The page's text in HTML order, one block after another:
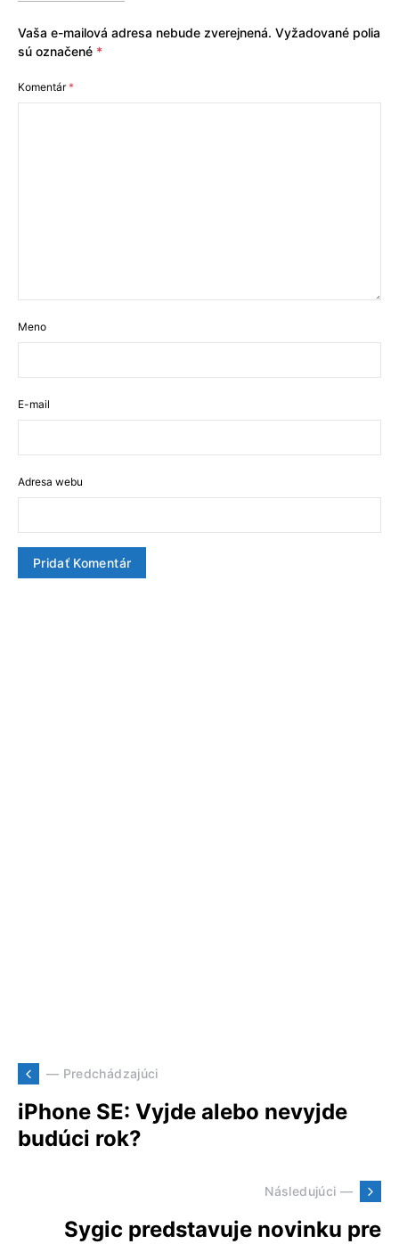
Vaša e-mailová adresa nebude zverejnená. Vyžadované polia
sú označené *
Komentár*
Meno
E-mail
Adresa webu
— Predchádzajúci
iPhone SE: Vyjde alebo nevyjde
budúci rok?
Následujúci —
Sygic predstavuje novinku pre